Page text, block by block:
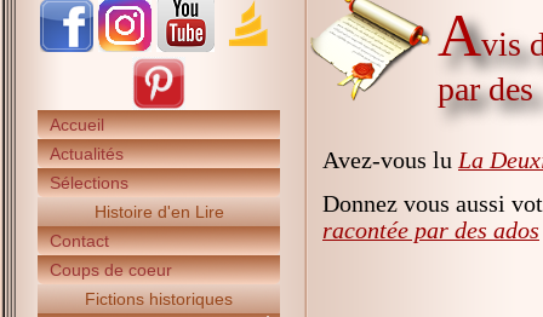
Accueil
Actualités
Sélections
Histoire d'en Lire
Contact
Coups de coeur
Fictions historiques
Avis
par des
Avez-vous lu La
Donnez vous aussi
racontée par des ados